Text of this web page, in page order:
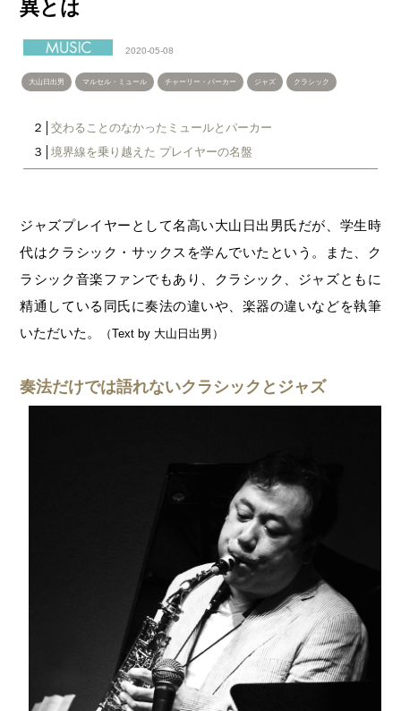
異とは
2020-05-08
大山日出男 マルセル・ミュール チャーリー・パーカー ジャズ クラシック
２│ 交わることのなかったミュールとパーカー
３│ 境界線を乗り越えた プレイヤーの名盤
ジャズプレイヤーとして名高い大山日出男氏だが、学生時
代はクラシック・サックスを学んでいたという。また、ク
ラシック音楽ファンでもあり、クラシック、ジャズともに
精通している同氏に奏法の違いや、楽器の違いなどを執筆
いただいた。
（Text by 大山日出男）
奏法だけでは語れないクラシックとジャズ